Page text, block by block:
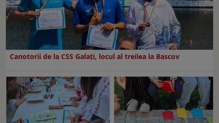
Canotorii de la CSS Galați, locul al treilea la Bascov